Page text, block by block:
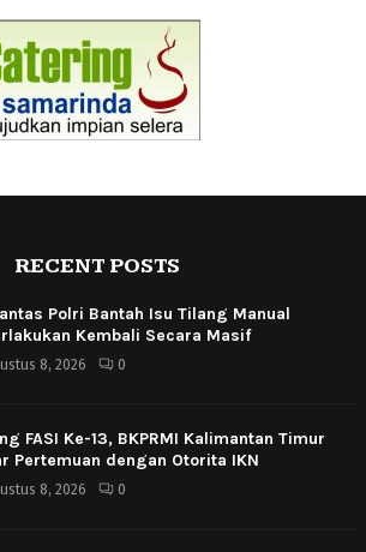
RECENT POSTS
Polri Bantah Isu Tilang Manual
Kembali Secara Masif
8, 2026 0
FASI Ke-13, BKPRMI Kalimantan Timur
Pertemuan dengan Otorita IKN
8, 2026 0